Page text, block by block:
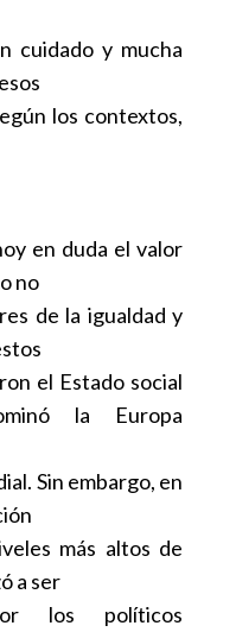
cuidado y mucha
los contextos,
en duda el valor
no
de la igualdad y
el Estado social
la Europa
Sin embargo, en
más altos de
a ser
los políticos